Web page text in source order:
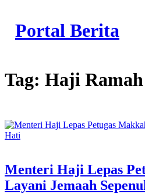
content
Portal Berita
Tag: Haji
Menteri Haji Lepas
Layani Jemaah